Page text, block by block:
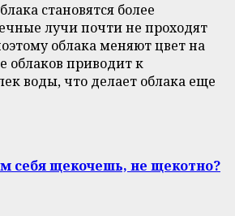
становятся более
лучи почти не проходят
облака меняют цвет на
облаков приводит к
воды, что делает облака еще
себя щекочешь, не щекотно?